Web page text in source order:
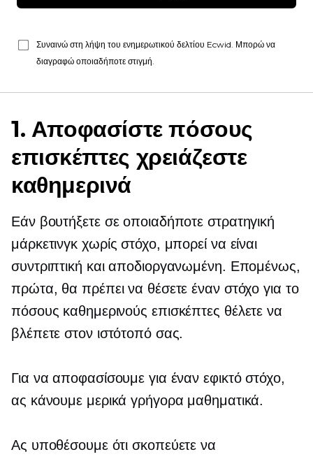
Συναινώ στη λήψη του ενημερωτικού δελτίου Ecwid. Μπορώ να
διαγραφώ οποιαδήποτε στιγμή.
1. Αποφασίστε πόσους
επισκέπτες χρειάζεστε
καθημερινά
Εάν βουτήξετε σε οποιαδήποτε στρατηγική
μάρκετινγκ χωρίς στόχο, μπορεί να είναι
συντριπτική και αποδιοργανωμένη. Επομένως,
πρώτα, θα πρέπει να θέσετε έναν στόχο για το
πόσους καθημερινούς επισκέπτες θέλετε να
βλέπετε στον ιστότοπό σας.
Για να αποφασίσουμε για έναν εφικτό στόχο,
ας κάνουμε μερικά γρήγορα μαθηματικά.
Ας υποθέσουμε ότι σκοπεύετε να